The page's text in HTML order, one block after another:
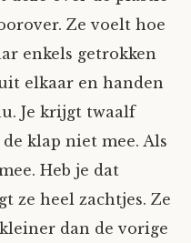
Ze voelt hoe
enkels getrokken
elkaar en handen
Je krijgt twaalf
klap niet mee. Als
Heb je dat
ze heel zachtjes. Ze
dan de vorige